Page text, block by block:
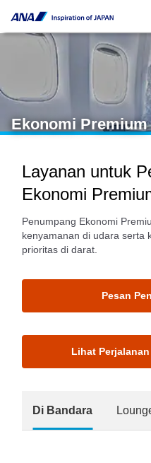
Ekonomi Premium
Layanan untuk
Ekonomi
Penumpang Ekonomi
kenyamanan di udara serta
prioritas di darat.
Pesan
Lihat
Di Bandara